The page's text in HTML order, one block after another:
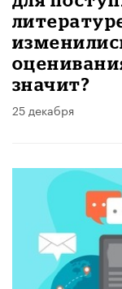
значит?
25 декабря